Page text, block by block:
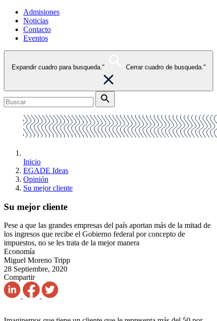
Admisiones
Noticias
Contacto
Eventos
Expandir cuadro para busqueda." Cerrar cuadro de busqueda."
Inicio
EGADE Ideas
Opinión
Su mejor cliente
Su mejor cliente
Pese a que las grandes empresas del país aportan más de la mitad de
los ingresos que recibe el Gobierno federal por concepto de
impuestos, no se les trata de la mejor manera
Economía
Miguel Moreno Tripp
28 Septiembre, 2020
Compartir